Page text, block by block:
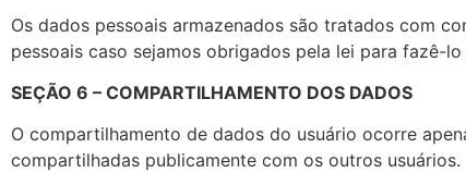
Os dados pessoais armazenados são tratados com
pessoais caso sejamos obrigados pela lei para fazê-
SEÇÃO 6 – COMPARTILHAMENTO DOS DADOS
O compartilhamento de dados do usuário ocorre
compartilhadas publicamente com os outros usuários.